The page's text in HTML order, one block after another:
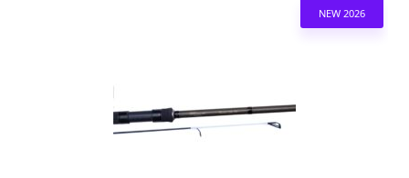
NEW 2026